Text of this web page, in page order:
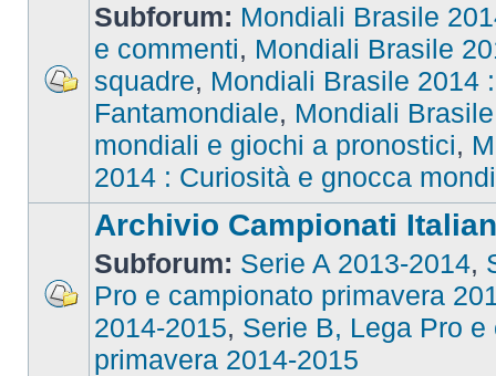
Subforum: Mondiali Brasile
e commenti, Mondiali Brasile
squadre, Mondiali Brasile 2014
Fantamondiale, Mondiali
mondiali e giochi a pronostici,
2014 : Curiosità e gnocca
Archivio Campionati
Subforum: Serie A 2013-2014,
Pro e campionato primavera
2014-2015, Serie B, Lega Pro e
primavera 2014-2015